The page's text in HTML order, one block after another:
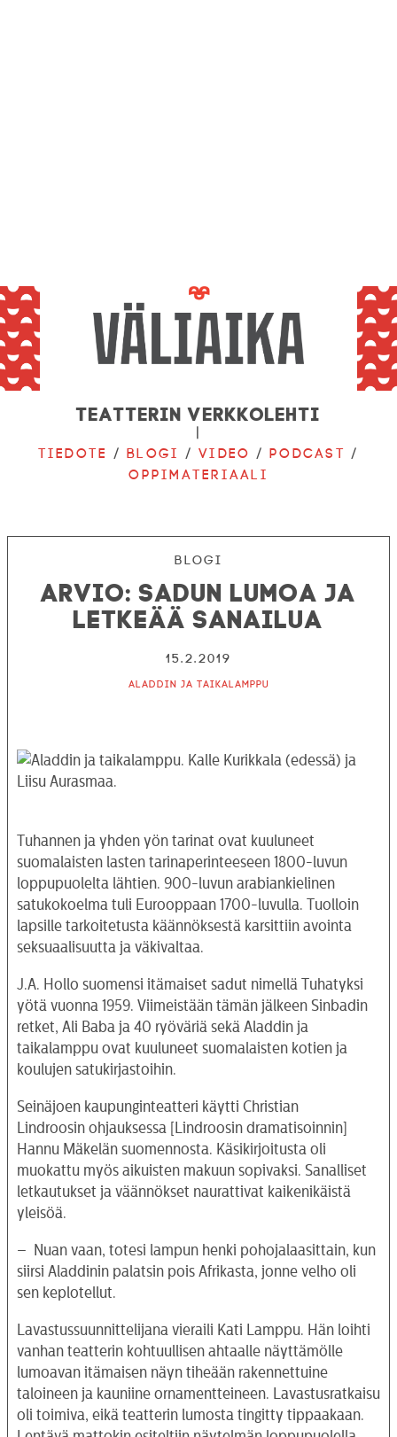
Teatterin verkkolehti
|
Tiedote /Blogi /Video /Podcast /
Oppimateriaali
Blogi
ARVIO: Sadun lumoa ja
letkeää sanailua
15.2.2019
Aladdin ja taikalamppu
Tuhannen ja yhden yön tarinat ovat kuuluneet
suomalaisten lasten tarinaperinteeseen 1800-luvun
loppupuolelta lähtien. 900-luvun arabiankielinen
satukokoelma tuli Eurooppaan 1700-luvulla. Tuolloin
lapsille tarkoitetusta käännöksestä karsittiin avointa
seksuaalisuutta ja väkivaltaa.
J.A. Hollo suomensi itämaiset sadut nimellä Tuhatyksi
yötä vuonna 1959. Viimeistään tämän jälkeen Sinbadin
retket, Ali Baba ja 40 ryöväriä sekä Aladdin ja
taikalamppu ovat kuuluneet suomalaisten kotien ja
koulujen satukirjastoihin.
Seinäjoen kaupunginteatteri käytti Christian
Lindroosin ohjauksessa [Lindroosin dramatisoinnin]
Hannu Mäkelän suomennosta. Käsikirjoitusta oli
muokattu myös aikuisten makuun sopivaksi. Sanalliset
letkautukset ja väännökset naurattivat kaikenikäistä
yleisöä.
– Nuan vaan, totesi lampun henki pohojalaasittain, kun
siirsi Aladdinin palatsin pois Afrikasta, jonne velho oli
sen keplotellut.
Lavastussuunnittelijana vieraili Kati Lamppu. Hän loihti
vanhan teatterin kohtuullisen ahtaalle näyttämölle
lumoavan itämaisen näyn tiheään rakennettuine
taloineen ja kauniine ornamentteineen. Lavastusratkaisu
oli toimiva, eikä teatterin lumosta tingitty tippaakaan.